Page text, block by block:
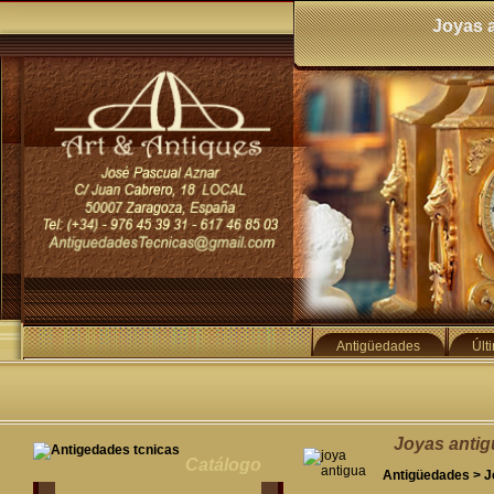
Joyas
Antigüedades
Catálogo
Joyas
Antigüedades >